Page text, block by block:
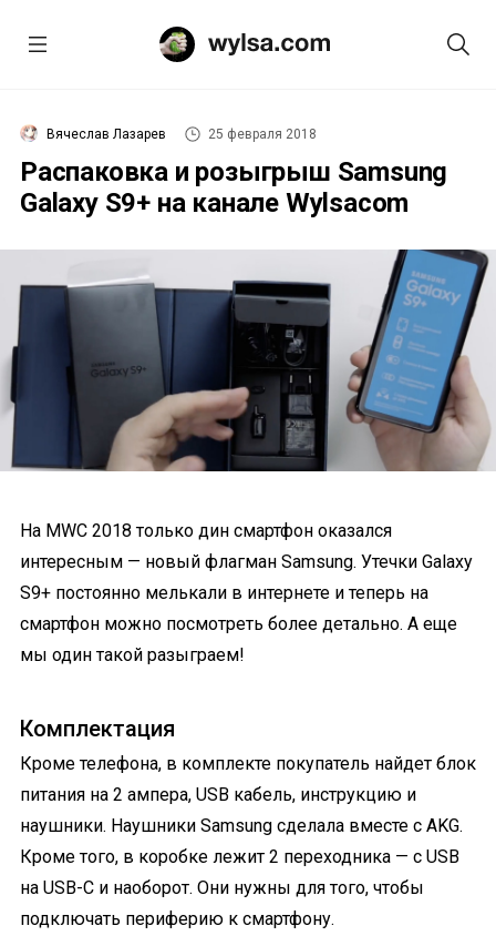
Вячеслав Лазарев 25 февраля 2018
Распаковка и розыгрыш Samsung
Galaxy S9+ на канале Wylsacom
На MWC 2018 только дин смартфон оказался
интересным — новый флагман Samsung. Утечки Galaxy
S9+ постоянно мелькали в интернете и теперь на
смартфон можно посмотреть более детально. А еще
мы один такой разыграем!
Комплектация
Кроме телефона, в комплекте покупатель найдет блок
питания на 2 ампера, USB кабель, инструкцию и
наушники. Наушники Samsung сделала вместе с AKG.
Кроме того, в коробке лежит 2 переходника — с USB
на USB-C и наоборот. Они нужны для того, чтобы
подключать периферию к смартфону.